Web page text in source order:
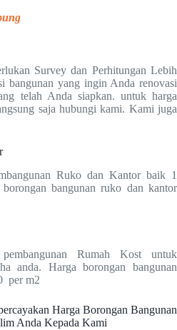
Survey dan Perhitungan Lebih
bangunan yang ingin Anda renovasi
telah Anda siapkan. untuk harga
saja hubungi kami. Kami juga
Ruko dan Kantor baik 1
bangunan ruko dan kantor
Rumah Kost untuk
anda. Harga borongan bangunan
per m2
Harga Borongan Bangunan
Anda Kepada Kami